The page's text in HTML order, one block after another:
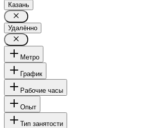
Казань
Удалённо
Метро
График
Рабочие часы
Опыт
Тип занятости